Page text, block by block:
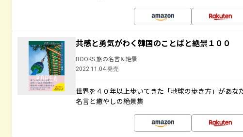
共感と勇気がわく韓国のことばと絶景１００
BOOKS 旅の名言＆絶景
2022.11.04 発売
世界を４０年以上歩いてきた「地球の歩き方」があな
名言と癒やしの絶景集